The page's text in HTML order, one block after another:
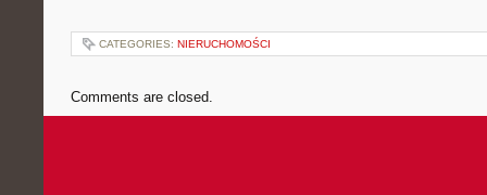
CATEGORIES: NIERUCHOMOŚCI
Comments are closed.